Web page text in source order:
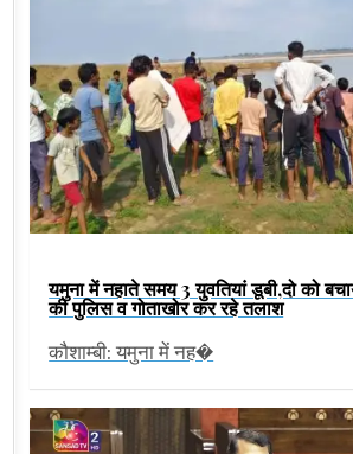
यमुना में नहाते समय 3 युवतियां डूबी,दो को
की पुलिस व गोताखोर कर रहे तलाश
कौशाम्बी: यमुना में नह�